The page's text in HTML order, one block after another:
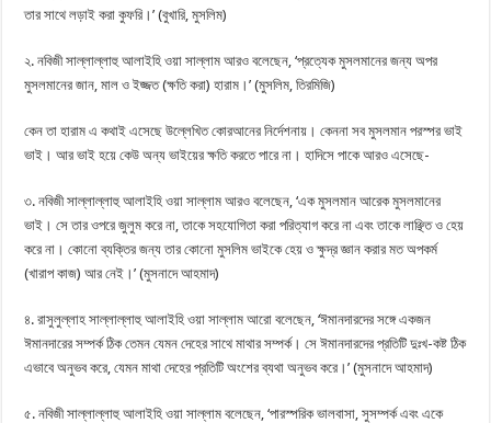
তার সাথে লড়াই করা কুফরি।’ (বুখারি, মুসলিম)
২. নবিজী সাল্লাল্লাহু আলাইহি ওয়া সাল্লাম আরও বলেছেন, ‘প্রত্যেক মুসলমানের জন্য অপর
মুসলমানের জান, মাল ও ইজ্জত (ক্ষতি করা) হারাম।’ (মুসলিম, তিরমিজি)
কেন তা হারাম এ কথাই এসেছে উল্লেখিত কোরআনের নির্দেশনায়। কেননা সব মুসলমান পরস্পর ভাই
ভাই। আর ভাই হয়ে কেউ অন্য ভাইয়ের ক্ষতি করতে পারে না। হাদিসে পাকে আরও এসেছে-
৩. নবিজী সাল্লাল্লাহু আলাইহি ওয়া সাল্লাম আরও বলেছেন, ‘এক মুসলমান আরেক মুসলমানের
ভাই। সে তার ওপরে জুলুম করে না, তাকে সহযোগিতা করা পরিত্যাগ করে না এবং তাকে লাঞ্ছিত ও হেয়
করে না। কোনো ব্যক্তির জন্য তার কোনো মুসলিম ভাইকে হেয় ও ক্ষুদ্র জ্ঞান করার মত অপকৰ্ম
(খারাপ কাজ) আর নেই।’ (মুসনাদে আহমাদ)
৪. রাসুলুল্লাহ সাল্লাল্লাহু আলাইহি ওয়া সাল্লাম আরো বলেছেন, ‘ঈমানদারদের সঙ্গে একজন
ঈমানদারের সম্পর্ক ঠিক তেমন যেমন দেহের সাথে মাথার সম্পর্ক। সে ঈমানদারদের প্রতিটি দুঃখ-কষ্ট ঠিক
এভাবে অনুভব করে, যেমন মাথা দেহের প্রতিটি অংশের ব্যথা অনুভব করে।’ (মুসনাদে আহমাদ)
৫. নবিজী সাল্লাল্লাহু আলাইহি ওয়া সাল্লাম বলেছেন, ‘পারস্পরিক ভালবাসা, সুসম্পর্ক এবং একে